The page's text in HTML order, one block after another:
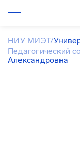
НИУ МИЭТ/
Педагогический
Александровна